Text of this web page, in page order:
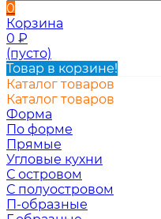
0
Корзина
0 ₽
(пусто)
Товар в корзине!
Каталог товаров
Каталог товаров
Форма
По форме
Прямые
Угловые кухни
С островом
С полуостровом
П-образные